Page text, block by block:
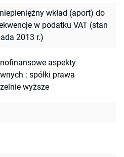
wkład (aport) do
w podatku VAT (stan
2013 r.)
aspekty
: spółki prawa
wyższe